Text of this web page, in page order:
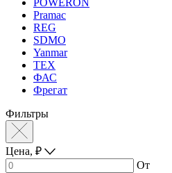
POWERON
Pramac
REG
SDMO
Yanmar
ТЕХ
ФАС
Фрегат
Фильтры
Цена, ₽
От